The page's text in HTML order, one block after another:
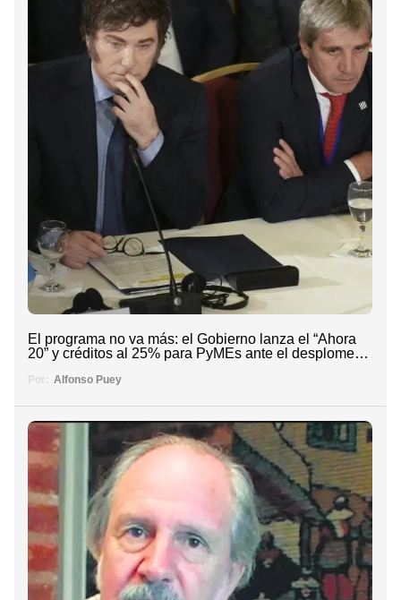
El programa no va más: el Gobierno lanza el “Ahora
20” y créditos al 25% para PyMEs ante el desplome…
Por: Alfonso Puey